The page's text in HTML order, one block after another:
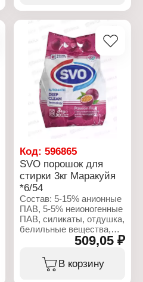
порошок
Название: Ромашка
Вес: 1,5 кг
Тип стирки: для
машинной стирки
Тип белья: для цветного
и белого белья
Код:596865
SVO порошок для
стирки 3кг Маракуйя
*6/54
Состав: 5-15% анионные
ПАВ, 5-5% неионогенные
ПАВ, силикаты, отдушка,
белильные вещества,
Характеристики:
Бренд: SVO
509,05 ₽
В корзину